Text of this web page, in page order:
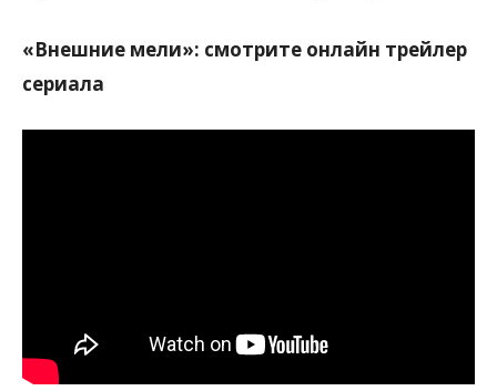
«Внешние мели»: смотрите онлайн трейлер
сериала